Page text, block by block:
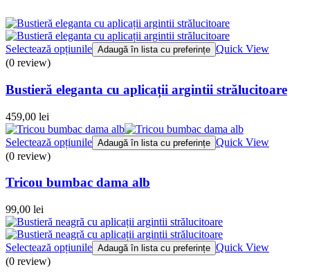
Selectează opțiunile Adaugă în lista cu preferințe Quick View
(0 review)
Bustieră eleganta cu aplicații argintii strălucitoare
459,00 lei
Selectează opțiunile Adaugă în lista cu preferințe Quick View
(0 review)
Tricou bumbac dama alb
99,00 lei
Selectează opțiunile Adaugă în lista cu preferințe Quick View
(0 review)